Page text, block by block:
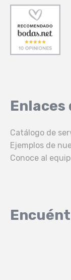
Catálogo de
Ejemplos de
Conoce al